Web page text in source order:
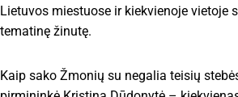
Lietuvos miestuose ir kiekvienoje vietoje
tematinę žinutę.
Kaip sako Žmonių su negalia teisių